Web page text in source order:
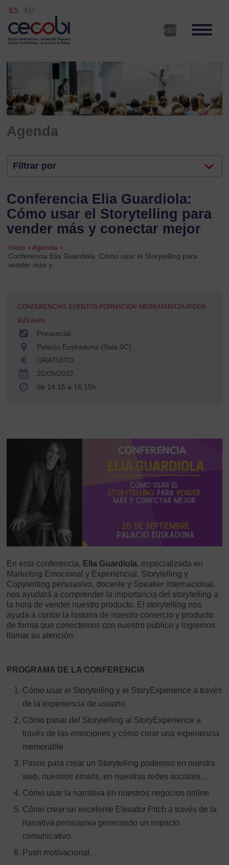
ES EU
Agenda
Filtrar por
Conferencia Elia Guardiola:
Cómo usar el Storytelling para
vender más y conectar mejor
Inicio »Agenda »
Conferencia Elia Guardiola: Cómo usar el Storytelling para
vender más y...
CONFERENCIAS EVENTOS FORMACIÓN MERKATARITZA IREKIA
BIZKAIAN
Presencial
Palacio Euskaduna (Sala 0C)
GRATUITO
20/09/2022
de 14:15 a 16:15h.
En esta conferencia, Elia Guardiola, especializada en
Marketing Emocional y Experiencial, Storytelling y
Copywriting persuasivo, docente y Speaker internacional,
nos ayudará a comprender la importancia del storytelling a
la hora de vender nuestro producto. El storytelling nos
ayuda a contar la historia de nuestro comercio y producto
de forma que conectemos con nuestro público y logremos
llamar su atención.
PROGRAMA DE LA CONFERENCIA
Cómo usar el Storytelling y el StoryExperience a través
de la experiencia de usuario
Cómo pasar del Storytelling al StoryExperience a
través de las emociones y cómo crear una experiencia
memorable.
Pasos para crear un Storytelling poderoso en nuestra
web, nuestros emails, en nuestras redes sociales…
Cómo usar la narrativa en nuestros negocios online
Cómo crear un excelente Elevator Pitch a través de la
narrativa persuasiva generando un impacto
comunicativo.
Push motivacional.